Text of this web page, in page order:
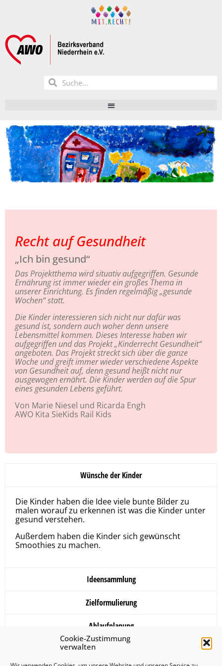
Cookie-Zustimmung
verwalten
Recht auf Gesundheit
„Ich bin gesund“
Das Projektthema wird situativ aufgegriffen. Gesunde
Ernährung ist immer wieder ein großes Thema in
unserer Einrichtung. Es finden regelmäßig „gesunde
Wochen“ statt.
Die Kinder interessieren sich nicht nur dafür was
gesund ist, sondern auch woher denn unsere
Lebensmittel kommen. Dieses Interesse haben wir
aufgegriffen und das Projekt „Kinderrecht Gesundheit“
angeboten. Das Projekt streckt sich über die ganze
Woche und greift immer wieder verschiedene Aspekte
von Gesundheit auf, denn gesund heißt nicht nur
ausgewogen ernährt. Die Kinder werden auf die Spur
eines gesunden Lebens geführt.
Von Marie Niesel und Ricarda Engh
AWO Kita SieKids Rail Kids
Wünsche der Kinder
Die Kinder haben die Idee viele bunte Bilder zu
malen worauf zu erkennen ist was die Kinder unter
gesund verstehen.
Außerdem haben die Kinder sich gewünscht
Smoothies zu machen.
Ideensammlung
Zielformulierung
Ablaufplanung
Auswertung